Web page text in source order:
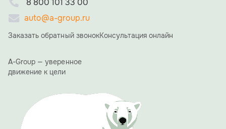
auto@a-group.ru
Заказать обратный звонокКонсультация онлайн
A-Group — уверенное
движение к цели